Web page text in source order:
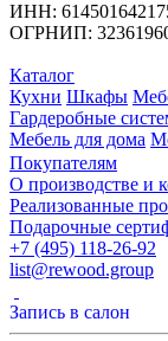
ИНН:
ОГРНИП:
Каталог
Кухни Шкафы
Гардеробные
Мебель для дома
Покупателям
О производстве и
Реализованные
Подарочные
+7 (495) 118-26-92
list@rewood.group
Запись в салон